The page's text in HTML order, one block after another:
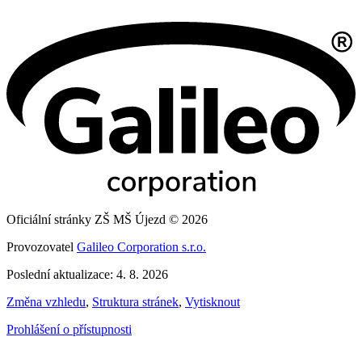
Oficiální stránky ZŠ MŠ Újezd © 2026
Provozovatel Galileo Corporation s.r.o.
Poslední aktualizace: 4. 8. 2026
Změna vzhledu, Struktura stránek, Vytisknout
Prohlášení o přístupnosti